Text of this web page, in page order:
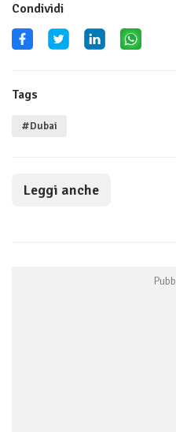
Condividi
Tags
#Dubai
Leggi anche